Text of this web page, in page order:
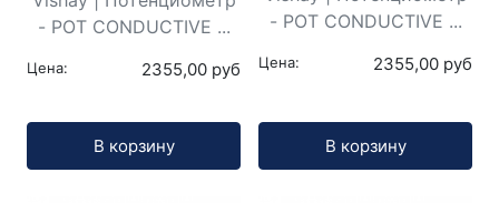
- POT CONDUCTIVE ...
Цена: 2355,00 руб
В корзину
- POT CONDUCTIVE ...
Цена: 2355,00 руб
В корзину